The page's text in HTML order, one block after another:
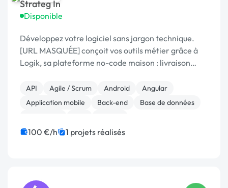
Strateg In
Disponible
Développez votre logiciel sans jargon technique.
[URL MASQUÉE] conçoit vos outils métier grâce à
Logik, sa plateforme no-code maison : livraison
API Agile / Scrum Android
Angular
Application mobile
Back-end
Base de données
100 €/h 1 projets réalisés